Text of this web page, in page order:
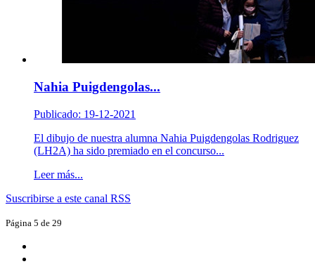
Nahia Puigdengolas...
Publicado: 19-12-2021
El dibujo de nuestra alumna Nahia Puigdengolas Rodriguez
(LH2A) ha sido premiado en el concurso...
Leer más...
Suscribirse a este canal RSS
Página 5 de 29